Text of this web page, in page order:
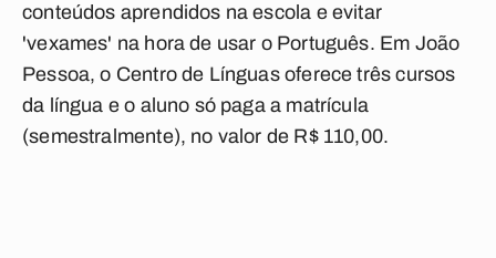
conteúdos aprendidos na escola e evitar
'vexames' na hora de usar o Português. Em João
Pessoa, o Centro de Línguas oferece três cursos
da língua e o aluno só paga a matrícula
(semestralmente), no valor de R$ 110,00.